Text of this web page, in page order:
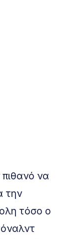
πιθανό να
την
τόσο ο